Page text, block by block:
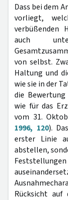
Dass bei dem
vorliegt,
verbüßenden
auch
von selbst.
Haltung und
wie sie in der
die
wie für das
vom 31.
1996, 120).
erster Linie
abstellen,
Rücksicht auf